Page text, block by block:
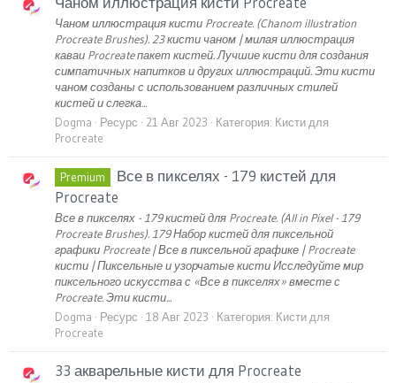
Чаном иллюстрация кисти Procreate. (Chanom illustration
Procreate Brushes). 23 кисти чаном | милая иллюстрация
каваи Procreate пакет кистей. Лучшие кисти для создания
симпатичных напитков и других иллюстраций. Эти кисти
чаном созданы с использованием различных стилей
кистей и слегка...
Dogma
Ресурс 21 Авг 2023 Категория: Кисти для
Procreate
Premium
Все в пикселях - 179 кистей для
Procreate
Все в пикселях - 179 кистей для Procreate. (All in Pixel - 179
Procreate Brushes). 179 Набор кистей для пиксельной
графики Procreate | Все в пиксельной графике | Procreate
кисти | Пиксельные и узорчатые кисти Исследуйте мир
пиксельного искусства с «Все в пикселях» вместе с
Procreate. Эти кисти...
Dogma
Ресурс 18 Авг 2023 Категория: Кисти для
Procreate
33 акварельные кисти для Procreate